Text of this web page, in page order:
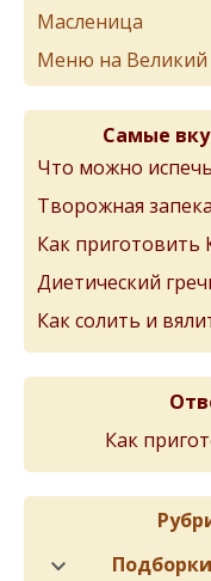
Масленица
Меню на Великий
Самые
Что можно
Творожная
Как приготовить
Диетический
Как солить и
Как